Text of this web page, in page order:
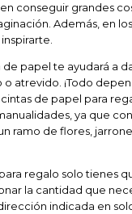
conseguir grandes
Además, en
papel te ayudará a
atrevido. ¡Todo
de papel para
ya que
ramo de flores,
regalo solo tienes
la cantidad que
indicada en